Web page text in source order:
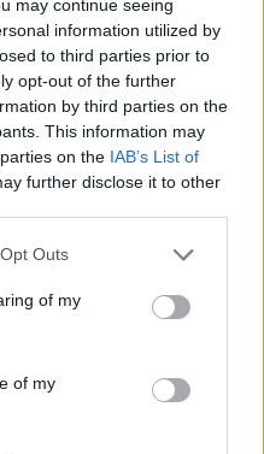
may continue seeing
information utilized by
to third parties prior to
opt-out of the further
by third parties on the
This information may
on the IAB’s List of
further disclose it to other
uses one or more Google
You may click to
and its third-party tags to
purposes in below Google
Outs
of my
of my
θέση στάθμευσης, αυτή
του
αυτό δεν
οι
και τροποποιήσεις